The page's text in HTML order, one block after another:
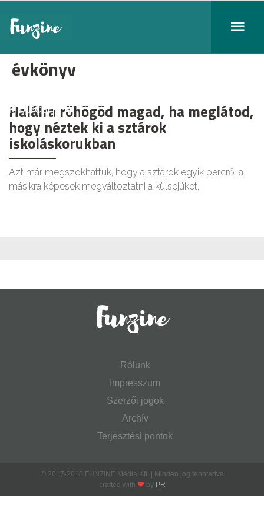
évkönyv
KIKAPCS
Halálra röhögöd magad, ha meglátod,
hogy néztek ki a sztárok
iskoláskorukban
Azt már megszokhattuk, hogy a sztárok egyik percről a
másikra képesek megváltoztatni a külsejüket,
Rólunk
Impresszum
Szerzői jogok
Archív
Terjesztési pontok
© 2017-2018 FUNZINE Média Kft. | Minden jog fenntartva
crafted with
by PR